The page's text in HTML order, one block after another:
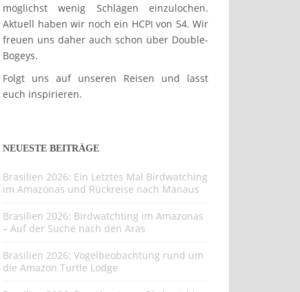
möglichst wenig Schlägen einzulochen.
Aktuell haben wir noch ein HCPI von 54. Wir
freuen uns daher auch schon über Double-
Bogeys.
Folgt uns auf unseren Reisen und lasst
euch inspirieren.
NEUESTE BEITRÄGE
Brasilien 2026: Ein Letztes Mal Birdwatching
im Amazonas und Rückreise nach Manaus
Brasilien 2026: Birdwatchting im Amazonas
– Auf der Suche nach den Aras
Brasilien 2026: Vogelbeobachtung rund um
die Amazon Turtle Lodge